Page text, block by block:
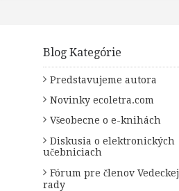
Blog Kategórie
Predstavujeme autora
Novinky ecoletra.com
Všeobecne o e-knihách
Diskusia o elektronických
učebniciach
Fórum pre členov Vedeckej
rady